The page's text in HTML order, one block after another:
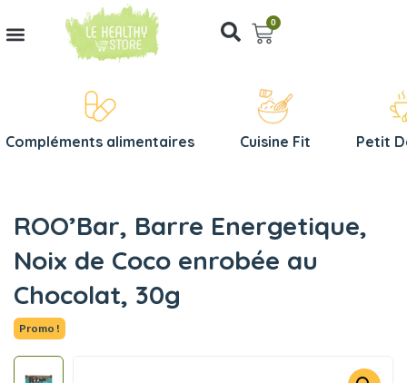
0
Compléments alimentaires Cuisine Fit Petit
ROO’Bar, Barre Energetique,
Noix de Coco enrobée au
Chocolat, 30g
Promo !